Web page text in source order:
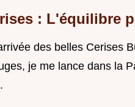
: L'équilibre
des belles Cerises
je me lance dans la